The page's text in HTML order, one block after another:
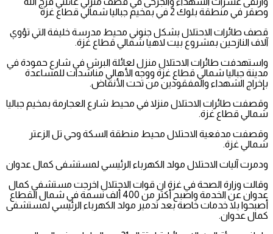
وصقر في منطقة بلوك 2 في بمخيم جباليا شمالي قطاع غزة
قصف طائرات الاحتلال بشكل جنوني محيط مدرسة خليفة التي تؤوي
آلاف النازحين بمشروع بيت لاهيا شمالي قطاع غزة.
واستهدفت طائرات الاحتلال منزل لعائلة البرش في شارع حمودة في
مدينة جباليا شمالي قطاع غزة ووجه الأهالي مناشدات للمساعدة
بإخراج الشهداء والمفقودين من تحت الأنقاض.
وقصفت طائرات الاحتلال منزلا في محيط شارع العجارمة بمخيم جباليا
شمالي قطاع غزة.
وقصفت مدفعية الاحتلال محيط منطقة السكة وحي تل الزعتر
شمالي غزة.
ودمرت آليات الاحتلال مولد الكهرباء الرئيسي لمستشفى كمال عدوان
وقالت وزارة الصحة في غزة ان قوات الاحتلال اخرجت مستشفي كمال
عدوان عن الخدمة واصبح أكثر من 400 ألف نسمة في شمال القطاع
أصبحوا بلا خدمات خاصة بعد تدمير مولد الكهرباء الرئيسي لمستشفى
كمال عدوان.